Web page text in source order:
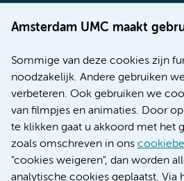
Amsterdam UMC maakt
Sommige van deze cookies zijn
noodzakelijk. Andere gebruiken
verbeteren. Ook gebruiken we
van filmpjes en animaties. Door
te klikken gaat u akkoord met het
zoals omschreven in ons
"cookies weigeren", dan worden
analytische cookies geplaatst. Via
Werken bij Amsterdam UMC
Nieuws
Research
Educatie locatie AMC
Educatie locatie VUmc
Verwijzen & diagnostiek